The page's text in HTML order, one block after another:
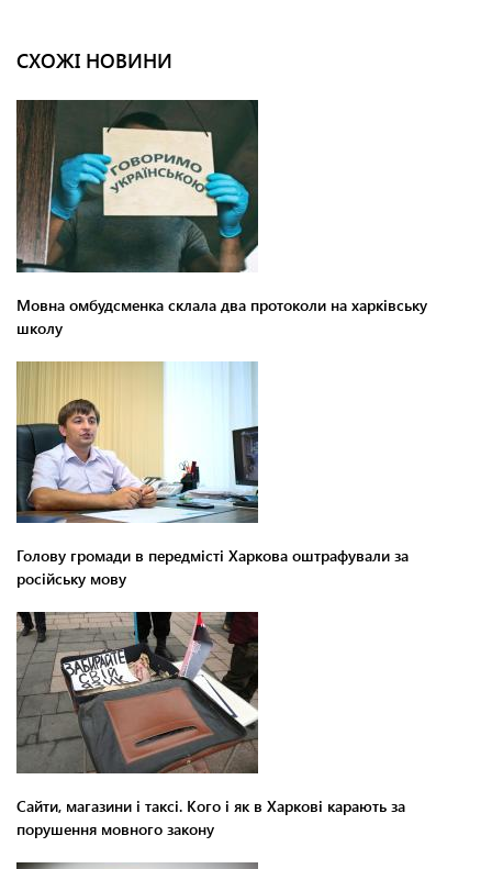
СХОЖІ НОВИНИ
Мовна омбудсменка склала два протоколи на харківську
школу
Голову громади в передмісті Харкова оштрафували за
російську мову
Сайти, магазини і таксі. Кого і як в Харкові карають за
порушення мовного закону